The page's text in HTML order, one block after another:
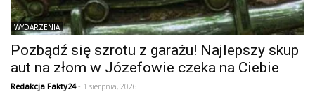
WYDARZENIA
Pozbądź się szrotu z garażu! Najlepszy skup
aut na złom w Józefowie czeka na Ciebie
Redakcja Fakty24- 1 sierpnia, 2026